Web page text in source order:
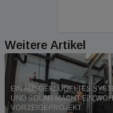
Weitere Artikel
EIN AUSGEKLÜGELTES
UND SOLAR MACHT EIN
VORZEIGEPROJEKT.